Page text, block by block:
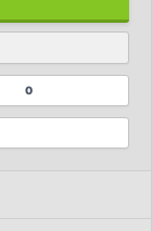
DESTACADO
0